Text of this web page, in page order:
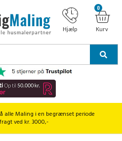
Hjælp Kurv
0
alle Maling i en begrænset periode
ved kr. 3000,-